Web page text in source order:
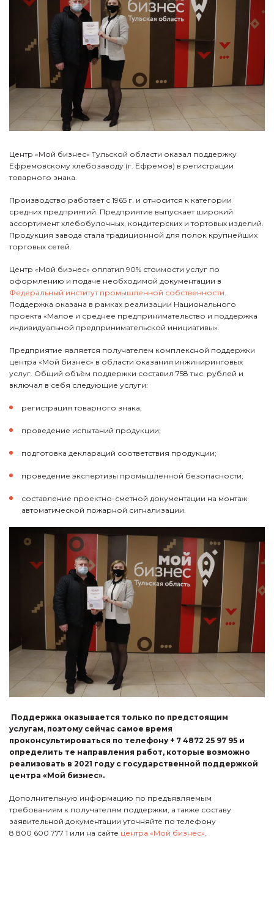
Центр «Мой бизнес» Тульской области оказал поддержку
Ефремовскому хлебозаводу (г. Ефремов) в регистрации
товарного знака.
Производство работает с 1965 г. и относится к категории
средних предприятий. Предприятие выпускает широкий
ассортимент хлебобулочных, кондитерских и тортовых изделий.
Продукция завода стала традиционной для полок крупнейших
торговых сетей.
Центр «Мой бизнес» оплатил 90% стоимости услуг по
оформлению и подаче необходимой документации в
Федеральный институт промышленной собственности
Поддержка оказана в рамках реализации Национального
проекта «Малое и среднее предпринимательство и поддержка
индивидуальной предпринимательской инициативы».
Предприятие является получателем комплексной поддержки
центра «Мой бизнес» в области оказания инжиниринговых
услуг. Общий объём поддержки составил 758 тыс. рублей и
включал в себя следующие услуги:
регистрация товарного знака;
проведение испытаний продукции;
подготовка деклараций соответствия продукции;
проведение экспертизы промышленной безопасности;
составление проектно-сметной документации на монтаж
автоматической пожарной сигнализации.
Поддержка оказывается только по предстоящим
услугам, поэтому сейчас самое время
проконсультироваться по телефону + 7 4872 25 97 95 и
определить те направления работ, которые возможно
реализовать в 2021 году с государственной поддержкой
центра «Мой бизнес».
Дополнительную информацию по предъявляемым
требованиям к получателям поддержки, а также составу
заявительной документации уточняйте по телефону
8 800 600 777 1 или на сайте центра «Мой бизнес».